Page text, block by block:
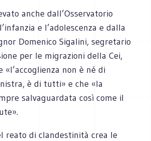
anche dall’Osservatorio
e l’adolescenza e dalla
Domenico Sigalini, segretario
per le migrazioni della Cei,
«l’accoglienza non è né di
è di tutti» e che «la
salvaguardata così come il
reato di clandestinità crea le